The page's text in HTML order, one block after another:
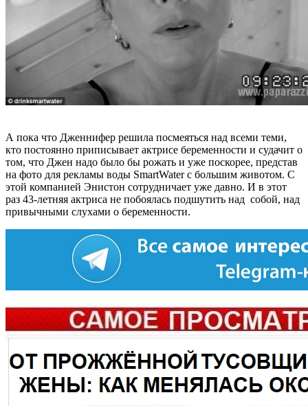
А пока что Дженнифер решила посмеяться над всеми теми,
кто постоянно приписывает актрисе беременности и судачит о
том, что Джен надо было бы рожать и уже поскорее, представ
на фото для рекламы воды SmartWater с большим животом. С
этой компанией Энистон сотрудничает уже давно. И в этот
раз 43-летняя актриса не побоялась подшутить над собой, над
привычными слухами о беременности.